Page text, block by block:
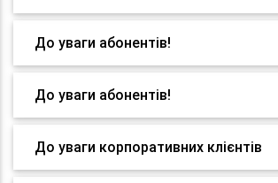
До уваги абонентів!
До уваги абонентів!
До уваги корпоративних клієнтів